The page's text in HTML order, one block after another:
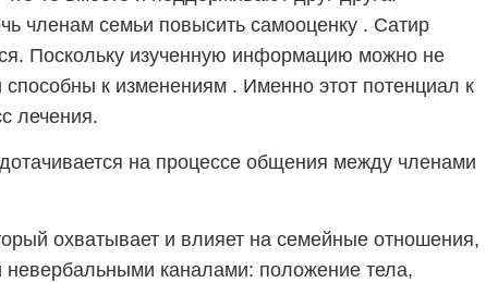
членам семьи повысить самооценку . Сатир
Поскольку изученную информацию можно не
к изменениям . Именно этот потенциал к
лечения.
на процессе общения между членами
охватывает и влияет на семейные отношения,
невербальными каналами: положение тела,